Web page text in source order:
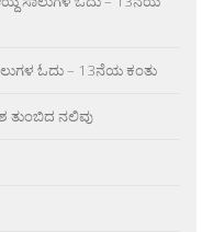
ಓದು – 13ನೆಯ ಕಂತು
ತುಂಬಿದ ನಲಿವು